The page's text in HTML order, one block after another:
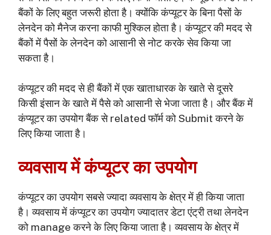
बैंकों के लिए बहुत जरूरी होता है। क्योंकि कंप्यूटर के बिना पैसों के
लेनदेन को मैनेज करना काफी मुश्किल होता है। कंप्यूटर की मदद से
बैंकों में पैसों के लेनदेन को आसानी से नोट करके सेव किया जा
सकता है।
कंप्यूटर की मदद से ही बैंकों में एक खाताधारक के खाते से दूसरे
किसी इंसान के खाते में पैसे को आसानी से भेजा जाता है। और बैंक में
कंप्यूटर का उपयोग बैंक से related फॉर्म को Submit करने के
लिए किया जाता है।
व्यवसाय में कंप्यूटर का उपयोग
कंप्यूटर का उपयोग सबसे ज्यादा व्यवसाय के क्षेत्र में ही किया जाता
है। व्यवसाय में कंप्यूटर का उपयोग ज्यादातर डेटा एंट्री तथा लेनदेन
को manage करने के लिए किया जाता है। व्यवसाय के क्षेत्र में